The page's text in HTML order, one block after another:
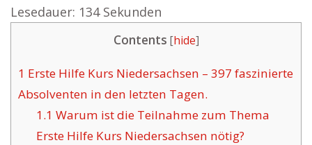
Lesedauer: 134 Sekunden
Contents [hide]
1 Erste Hilfe Kurs Niedersachsen – 397 faszinierte
Absolventen in den letzten Tagen.
1.1 Warum ist die Teilnahme zum Thema
Erste Hilfe Kurs Niedersachsen nötig?